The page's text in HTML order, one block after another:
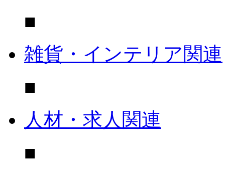
■
雑貨・インテリア関連
■
人材・求人関連
■